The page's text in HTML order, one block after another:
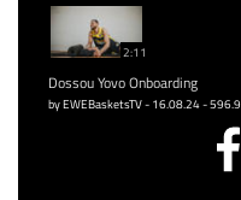
2:11
Dossou Yovo Onboarding
by EWEBasketsTV - 16.08.24 -